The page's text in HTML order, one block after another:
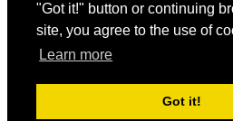
"Got it!" button or continuing
site, you agree to the use of
Learn more
Got it!
Disclaimer: De op deze website afgebeelde
referentie.Triptimeto.com is niet aansprakelijk